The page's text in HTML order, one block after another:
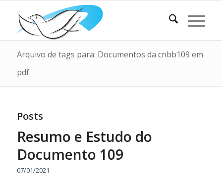
Arquivo de tags para: Documentos da cnbb109 em
pdf
Posts
Resumo e Estudo do
Documento 109
07/01/2021